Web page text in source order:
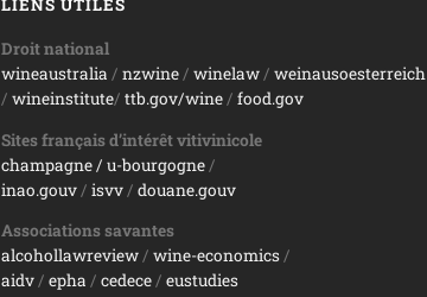
LIENS UTILES
Droit national
wineaustralia / nzwine/ winelaw/ weinausoesterreich
/ wineinstitute/ ttb.gov/wine/ food.gov
Sites français d’intérêt vitivinicole
champagne/ u-bourgogne/
inao.gouv/ isvv/ douane.gouv
Associations savantes
alcohollawreview/ wine-economics/
aidv/ epha / cedece/ eustudies